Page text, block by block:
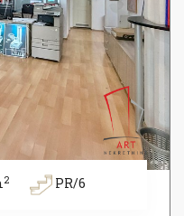
2 PR/6